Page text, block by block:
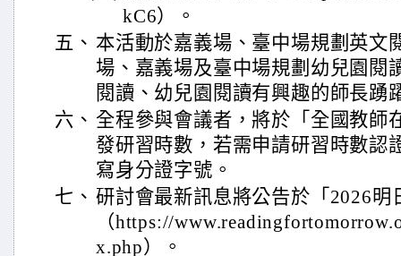
kC6）。
五、 本活動於嘉義場、臺中場規劃英文
場、嘉義場及臺中場規劃幼兒園閱
閱讀、幼兒園閱讀有興趣的師長踴
六、 全程參與會議者，將於「全國教師
發研習時數，若需申請研習時數認
寫身分證字號。
七、 研討會最新訊息將公告於「2026明
（https://
x.php）。